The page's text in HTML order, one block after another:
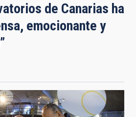
de Canarias ha
emocionante y